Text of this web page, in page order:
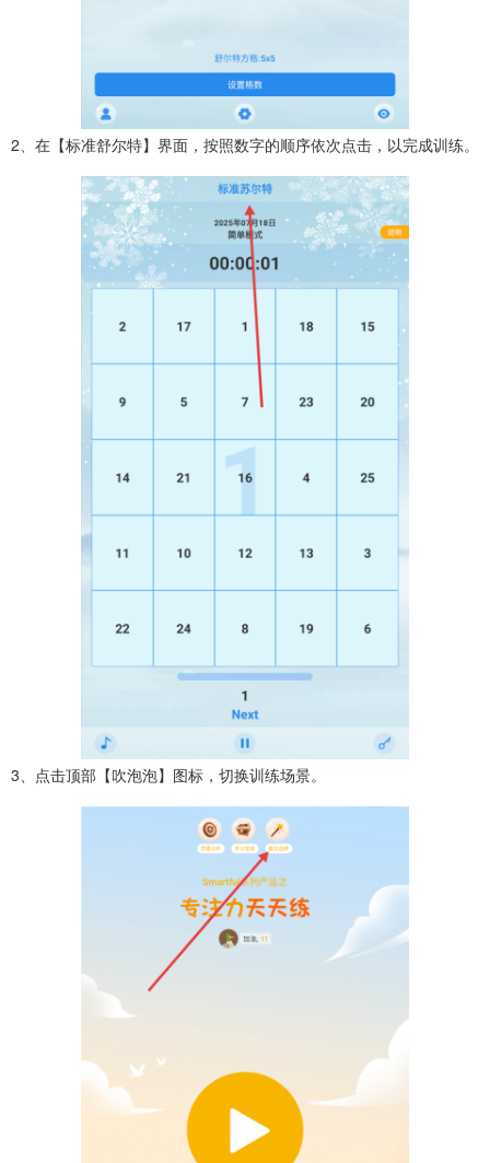
2、在【标准舒尔特】界面，按照数字的顺序依次点击，以完成训练。
3、点击顶部【吹泡泡】图标，切换训练场景。